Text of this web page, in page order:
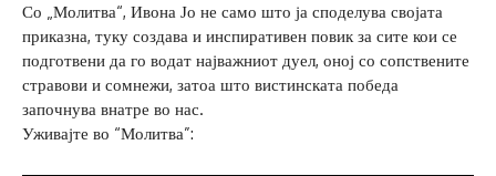
Со „Молитва“, Ивона Јо не само што ја споделува својата
приказна, туку создава и инспиративен повик за сите кои се
подготвени да го водат најважниот дуел, оној со сопствените
стравови и сомнежи, затоа што вистинската победа
започнува внатре во нас.
Уживајте во “Молитва”: